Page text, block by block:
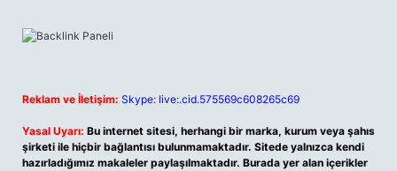
Reklam ve İletişim: Skype: live:.cid.575569c608265c69
Yasal Uyarı: Bu internet sitesi, herhangi bir marka, kurum veya şahıs
şirketi ile hiçbir bağlantısı bulunmamaktadır. Sitede yalnızca kendi
hazırladığımız makaleler paylaşılmaktadır. Burada yer alan içerikler